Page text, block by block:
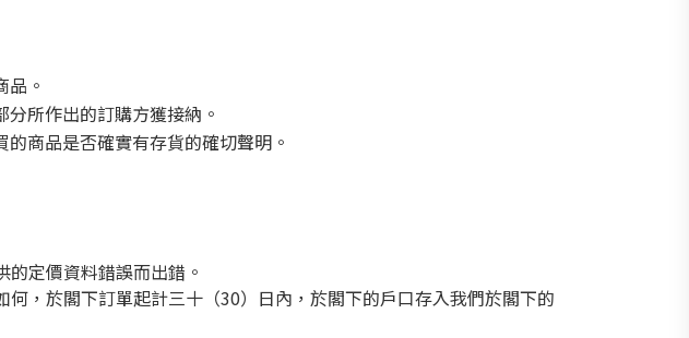
。
所作出的訂購方獲接納。
商品是否確實有存貨的確切聲明。
定價資料錯誤而出錯。
，於閣下訂單起計三十（30）日內，於閣下的戶口存入我們於閣下的